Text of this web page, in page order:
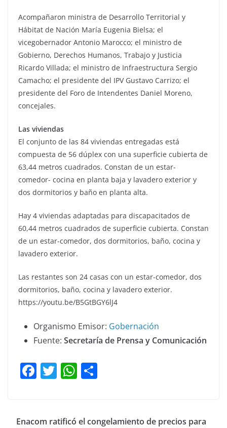
Acompañaron ministra de Desarrollo Territorial y
Hábitat de Nación María Eugenia Bielsa; el
vicegobernador Antonio Marocco; el ministro de
Gobierno, Derechos Humanos, Trabajo y Justicia
Ricardo Villada; el ministro de Infraestructura Sergio
Camacho; el presidente del IPV Gustavo Carrizo; el
presidente del Foro de Intendentes Daniel Moreno,
concejales.
Las viviendas
El conjunto de las 84 viviendas entregadas está
compuesta de 56 dúplex con una superficie cubierta de
63,44 metros cuadrados. Constan de un estar-
comedor- cocina en planta baja y lavadero exterior y
dos dormitorios y baño en planta alta.
Hay 4 viviendas adaptadas para discapacitados de
60,44 metros cuadrados de superficie cubierta. Constan
de un estar-comedor, dos dormitorios, baño, cocina y
lavadero exterior.
Las restantes son 24 casas con un estar-comedor, dos
dormitorios, baño, cocina y lavadero exterior.
https://youtu.be/B5GtBGY6lJ4
Organismo Emisor: Gobernación
Fuente: Secretaría de Prensa y Comunicación
F
e
T
er
W
s p
Enacom ratificó el congelamiento de precios para